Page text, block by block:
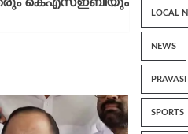
LOCAL
NEWS
PRAVASI
SPORTS